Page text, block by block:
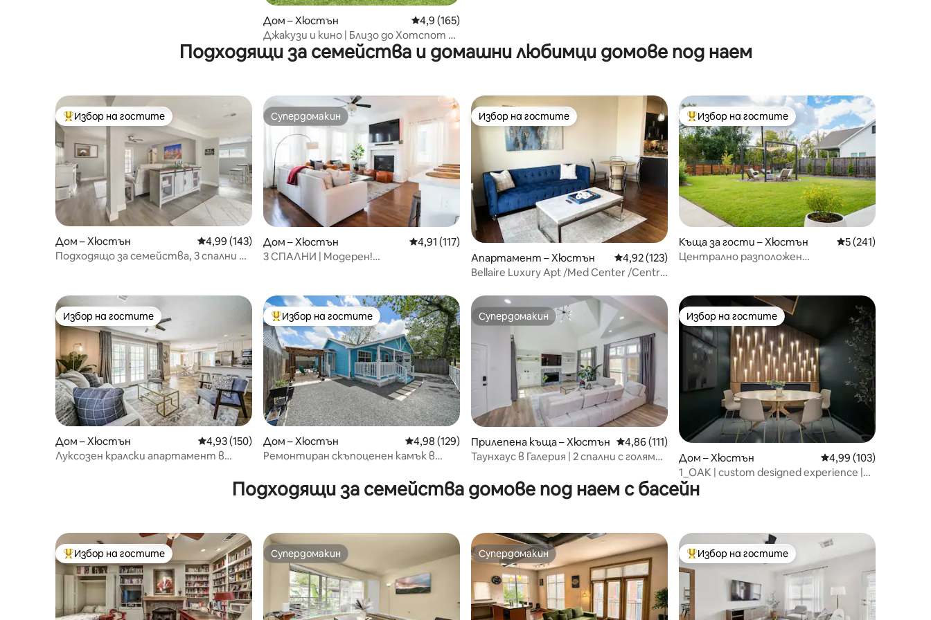
Дом – Хюстън Средна оценка: 4,9 от 5, 165 отзива
4,9 (165)
Джакузи и кино | Близо до Хотспот в
Хюстън
Подходящи за семейства и домашни любимци домове под наем
Най-популярен избор на гостите
Избор на гостите
Дом – Хюстън Средна оценка: 4,99 от 5, 143 отзива
4,99 (143)
Подходящо за семейства, 3 спални и
Супердомакин
Супердомакин
Дом – Хюстън Средна оценка: 4,91 от 5, 117 отзива
4,91 (117)
3 СПАЛНИ | Модерен!
Избор на гостите
Избор на гостите
Апартамент – Хюстън Средна оценка: 4,92 от 5, 123 отзива
4,92 (123)
Bellaire Luxury Apt /Med Center /Central
Най-популярен избор на гостите
Избор на гостите
Къща за гости – Хюстън Средна оценка: 5
5 (241)
Централно разположен
Избор на гостите
Избор на гостите
Дом – Хюстън Средна оценка: 4,93 от 5, 150 отзива
4,93 (150)
Луксозен кралски апартамент в
Най-популярен избор на гостите
Избор на гостите
Дом – Хюстън Средна оценка: 4,98 от 5, 129 отзива
4,98 (129)
Ремонтиран скъпоценен камък в
баровете!
Супердомакин
Супердомакин
Прилепена къща – Хюстън Средна оценка: 4,86 от 5, 111 отзива
4,86 (111)
Таунхаус в Галерия | 2 спални с голямо
Избор на гостите
Избор на гостите
Дом – Хюстън Средна оценка: 4,99
4,99 (103)
1_OAK | custom designed experience |
sleeps 10
Подходящи за семейства домове под наем с басейн
Най-популярен избор на гостите
Избор на гостите Супердомакин
Супердомакин Супердомакин
Супердомакин Най-популярен избор на гостите
Избор на гостите